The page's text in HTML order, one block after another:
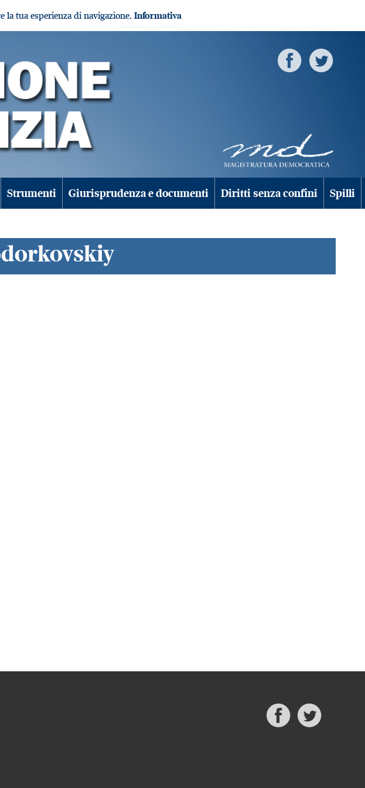
tua esperienza di navigazione. Informativa
Strumenti Giurisprudenza e documenti Diritti senza confini Spilli